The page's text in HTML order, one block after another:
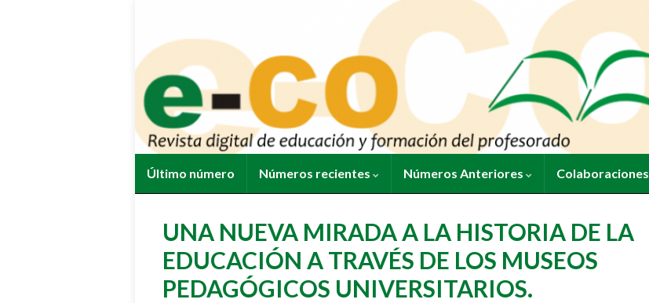
Último número Números recientes Números Anteriores Colaboraciones
UNA NUEVA MIRADA A LA HISTORIA DE LA
EDUCACIÓN A TRAVÉS DE LOS MUSEOS
PEDAGÓGICOS UNIVERSITARIOS.